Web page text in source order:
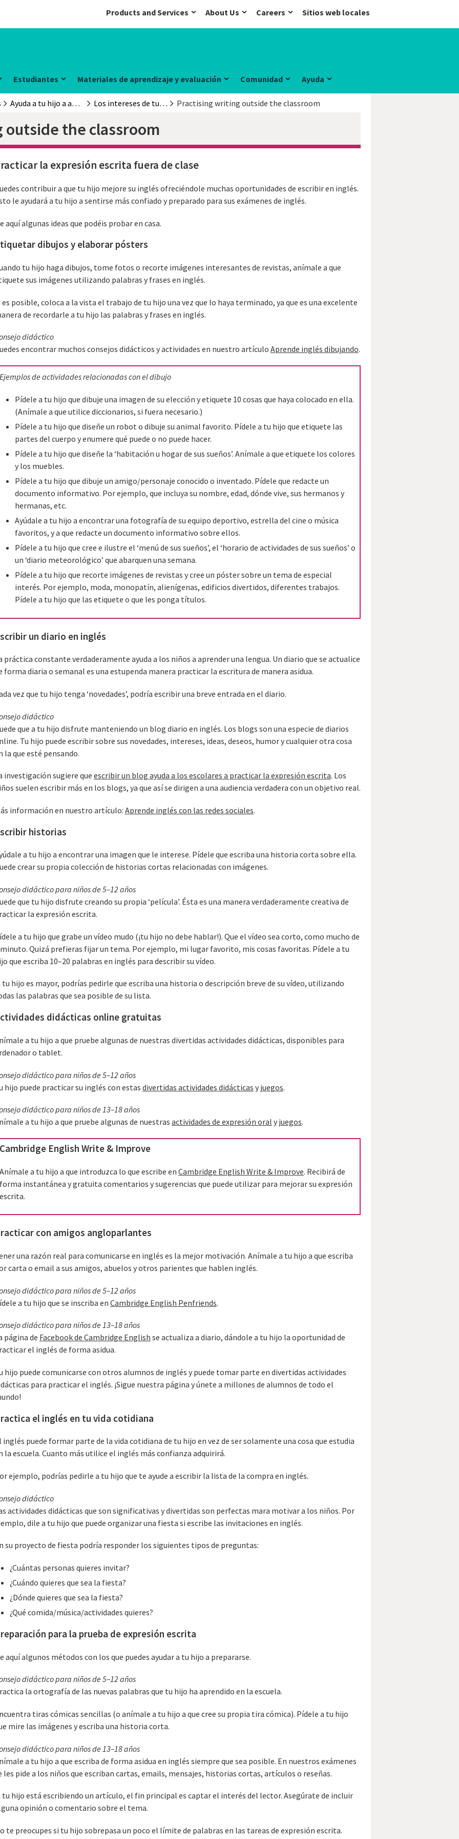
Products and Services About Us Careers Sitios web locales
Estudiantes Materiales de aprendizaje y evaluación Comunidad Ayuda
Ayuda a tu hijo a aprender inglés Los intereses de tu hijo Practising writing outside the classroom
the classroom
la expresión escrita fuera de clase
contribuir a que tu hijo mejore su inglés ofreciéndole muchas oportunidades de escribir en inglés.
le ayudará a tu hijo a sentirse más confiado y preparado para sus exámenes de inglés.
aquí algunas ideas que podéis probar en casa.
dibujos y elaborar pósters
tu hijo haga dibujos, tome fotos o recorte imágenes interesantes de revistas, anímale a que
sus imágenes utilizando palabras y frases en inglés.
es posible, coloca a la vista el trabajo de tu hijo una vez que lo haya terminado, ya que es una excelente
de recordarle a tu hijo las palabras y frases en inglés.
didáctico
encontrar muchos consejos didácticos y actividades en nuestro artículo Aprende inglés dibujando.
Ejemplos de actividades relacionadas con el dibujo
Pídele a tu hijo que dibuje una imagen de su elección y etiquete 10 cosas que haya colocado en ella.
(Anímale a que utilice diccionarios, si fuera necesario.)
Pídele a tu hijo que diseñe un robot o dibuje su animal favorito. Pídele a tu hijo que etiquete las
partes del cuerpo y enumere qué puede o no puede hacer.
Pídele a tu hijo que diseñe la ‘habitación u hogar de sus sueños’. Anímale a que etiquete los colores
y los muebles.
Pídele a tu hijo que dibuje un amigo/personaje conocido o inventado. Pídele que redacte un
documento informativo. Por ejemplo, que incluya su nombre, edad, dónde vive, sus hermanos y
hermanas, etc.
Ayúdale a tu hijo a encontrar una fotografía de su equipo deportivo, estrella del cine o música
favoritos, y a que redacte un documento informativo sobre ellos.
Pídele a tu hijo que cree e ilustre el ‘menú de sus sueños’, el ‘horario de actividades de sus sueños’ o
un ‘diario meteorológico’ que abarquen una semana.
Pídele a tu hijo que recorte imágenes de revistas y cree un póster sobre un tema de especial
interés. Por ejemplo, moda, monopatín, alienígenas, edificios divertidos, diferentes trabajos.
Pídele a tu hijo que las etiquete o que les ponga títulos.
un diario en inglés
práctica constante verdaderamente ayuda a los niños a aprender una lengua. Un diario que se actualice
forma diaria o semanal es una estupenda manera practicar la escritura de manera asidua.
vez que tu hijo tenga ‘novedades’, podría escribir una breve entrada en el diario.
didáctico
que a tu hijo disfrute manteniendo un blog diario en inglés. Los blogs son una especie de diarios
Tu hijo puede escribir sobre sus novedades, intereses, ideas, deseos, humor y cualquier otra cosa
la que esté pensando.
investigación sugiere queescribir un blog ayuda a los escolares a practicar la expresión escrita. Los
suelen escribir más en los blogs, ya que así se dirigen a una audiencia verdadera con un objetivo real.
información en nuestro artículo:Aprende inglés con las redes sociales.
historias
a tu hijo a encontrar una imagen que le interese. Pídele que escriba una historia corta sobre ella.
crear su propia colección de historias cortas relacionadas con imágenes.
didáctico para niños de 5–12 años
que tu hijo disfrute creando su propia ‘película’. Ésta es una manera verdaderamente creativa de
la expresión escrita.
a tu hijo que grabe un vídeo mudo (¡tu hijo no debe hablar!). Que el vídeo sea corto, como mucho de
Quizá prefieras fijar un tema. Por ejemplo, mi lugar favorito, mis cosas favoritas. Pídele a tu
que escriba 10–20 palabras en inglés para describir su vídeo.
tu hijo es mayor, podrías pedirle que escriba una historia o descripción breve de su vídeo, utilizando
las palabras que sea posible de su lista.
didácticas online gratuitas
a tu hijo a que pruebe algunas de nuestras divertidas actividades didácticas, disponibles para
o tablet.
didáctico para niños de 5–12 años
hijo puede practicar su inglés con estas divertidas actividades didácticas y juegos.
didáctico para niños de 13–18 años
a tu hijo a que pruebe algunas de nuestras actividades de expresión oral y juegos.
Cambridge English Write & Improve
Anímale a tu hijo a que introduzca lo que escribe en Cambridge English Write & Improve. Recibirá de
forma instantánea y gratuita comentarios y sugerencias que puede utilizar para mejorar su expresión
escrita.
con amigos angloparlantes
una razón real para comunicarse en inglés es la mejor motivación. Anímale a tu hijo a que escriba
carta o email a sus amigos, abuelos y otros parientes que hablen inglés.
didáctico para niños de 5–12 años
a tu hijo que se inscriba enCambridge English Penfriends.
didáctico para niños de 13–18 años
página de Facebook de Cambridge English se actualiza a diario, dándole a tu hijo la oportunidad de
el inglés de forma asidua.
hijo puede comunicarse con otros alumnos de inglés y puede tomar parte en divertidas actividades
para practicar el inglés. ¡Sigue nuestra página y únete a millones de alumnos de todo el
el inglés en tu vida cotidiana
inglés puede formar parte de la vida cotidiana de tu hijo en vez de ser solamente una cosa que estudia
la escuela. Cuanto más utilice el inglés más confianza adquirirá.
ejemplo, podrías pedirle a tu hijo que te ayude a escribir la lista de la compra en inglés.
didáctico
actividades didácticas que son significativas y divertidas son perfectas mara motivar a los niños. Por
dile a tu hijo que puede organizar una fiesta si escribe las invitaciones en inglés.
su proyecto de fiesta podría responder los siguientes tipos de preguntas:
¿Cuántas personas quieres invitar?
¿Cuándo quieres que sea la fiesta?
¿Dónde quieres que sea la fiesta?
¿Qué comida/música/actividades quieres?
para la prueba de expresión escrita
aquí algunos métodos con los que puedes ayudar a tu hijo a prepararse.
didáctico para niños de 5–12 años
la ortografía de las nuevas palabras que tu hijo ha aprendido en la escuela.
tiras cómicas sencillas (o anímale a tu hijo a que cree su propia tira cómica). Pídele a tu hijo
mire las imágenes y escriba una historia corta.
didáctico para niños de 13–18 años
a tu hijo a que escriba de forma asidua en inglés siempre que sea posible. En nuestros exámenes
les pide a los niños que escriban cartas, emails, mensajes, historias cortas, artículos o reseñas.
tu hijo está escribiendo un artículo, el fin principal es captar el interés del lector. Asegúrate de incluir
opinión o comentario sobre el tema.
te preocupes si tu hijo sobrepasa un poco el límite de palabras en las tareas de expresión escrita.